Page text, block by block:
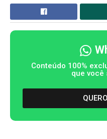
Conteúdo 100%
que você